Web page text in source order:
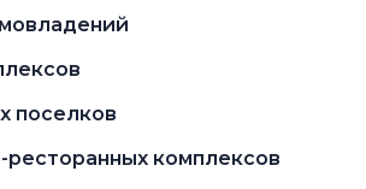
поселков
ресторанных комплексов